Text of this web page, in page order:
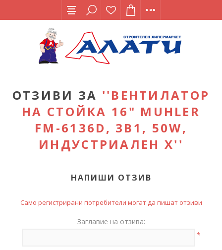
ОТЗИВИ ЗА
ВЕНТИЛАТОР
НА СТОЙКА 16" MUHLER
FM-6136D, 3В1, 50W,
ИНДУСТРИАЛЕН Х
НАПИШИ ОТЗИВ
Само регистрирани потребители могат да пишат отзиви
Заглавие на отзива:
*